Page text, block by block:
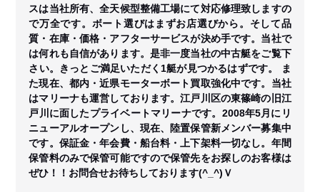
スは当社所有、全天候型整備工場にて対応修理致しますの
で万全です。ボート選びはまずお店選びから。そして品
質・在庫・価格・アフターサービスが決め手です。当社で
は何れも自信があります。是非一度当社の中古艇をご覧下
さい。きっとご満足いただく1艇が見つかるはずです。 ま
た現在、都内・近県モーターボート買取強化中です。当社
はマリーナも運営しております。江戸川区の東篠崎の旧江
戸川に面したプライベートマリーナです。2008年5月にリ
ニューアルオープンし、現在、陸置保管新メンバー募集中
です。保証金・年会費・船台料・上下架料一切なし。年間
保管料のみで保管可能ですので保管先をお探しのお客様は
ぜひ！！お問合せお待ちしております(^_^)Ｖ